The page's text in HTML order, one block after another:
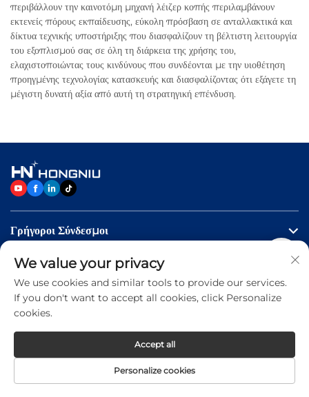
περιβάλλουν την καινοτόμη μηχανή λέιζερ κοπής περιλαμβάνουν
εκτενείς πόρους εκπαίδευσης, εύκολη πρόσβαση σε ανταλλακτικά και
δίκτυα τεχνικής υποστήριξης που διασφαλίζουν τη βέλτιστη λειτουργία
του εξοπλισμού σας σε όλη τη διάρκεια της χρήσης του,
ελαχιστοποιώντας τους κινδύνους που συνδέονται με την υιοθέτηση
προηγμένης τεχνολογίας κατασκευής και διασφαλίζοντας ότι εξάγετε τη
μέγιστη δυνατή αξία από αυτή τη στρατηγική επένδυση.
Γρήγοροι Σύνδεσμοι
Προϊόντα
Επικοινωνήστε Μαζί Μας
Copyright © 2026 Jinan Hongniu Machinery Equipment
We value your privacy
We use cookies and similar tools to provide our services.
If you don't want to accept all cookies, click Personalize
cookies.
Personalize cookies
Accept all